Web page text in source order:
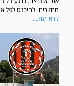
מחזורים ולהיכנס
קראו עוד...